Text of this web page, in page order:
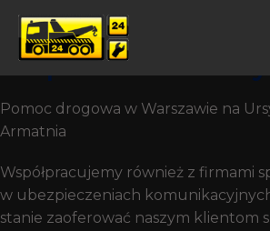
Pomoc Drogowa
Zatrudniamy
Ekspertów Z Branży.
Pomoc drogowa w Warszawie na
Armatnia
Współpracujemy również z firmami
w ubezpieczeniach
stanie zaoferować naszym klientom